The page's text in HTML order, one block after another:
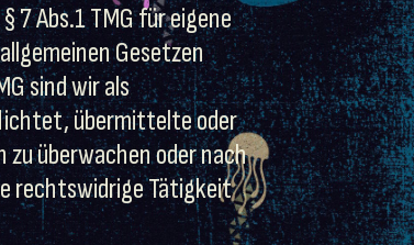
7 Abs.1 TMG für eigene
Gesetzen
sind wir als
übermittelte oder
überwachen oder nach
rechtswidrige Tätigkeit